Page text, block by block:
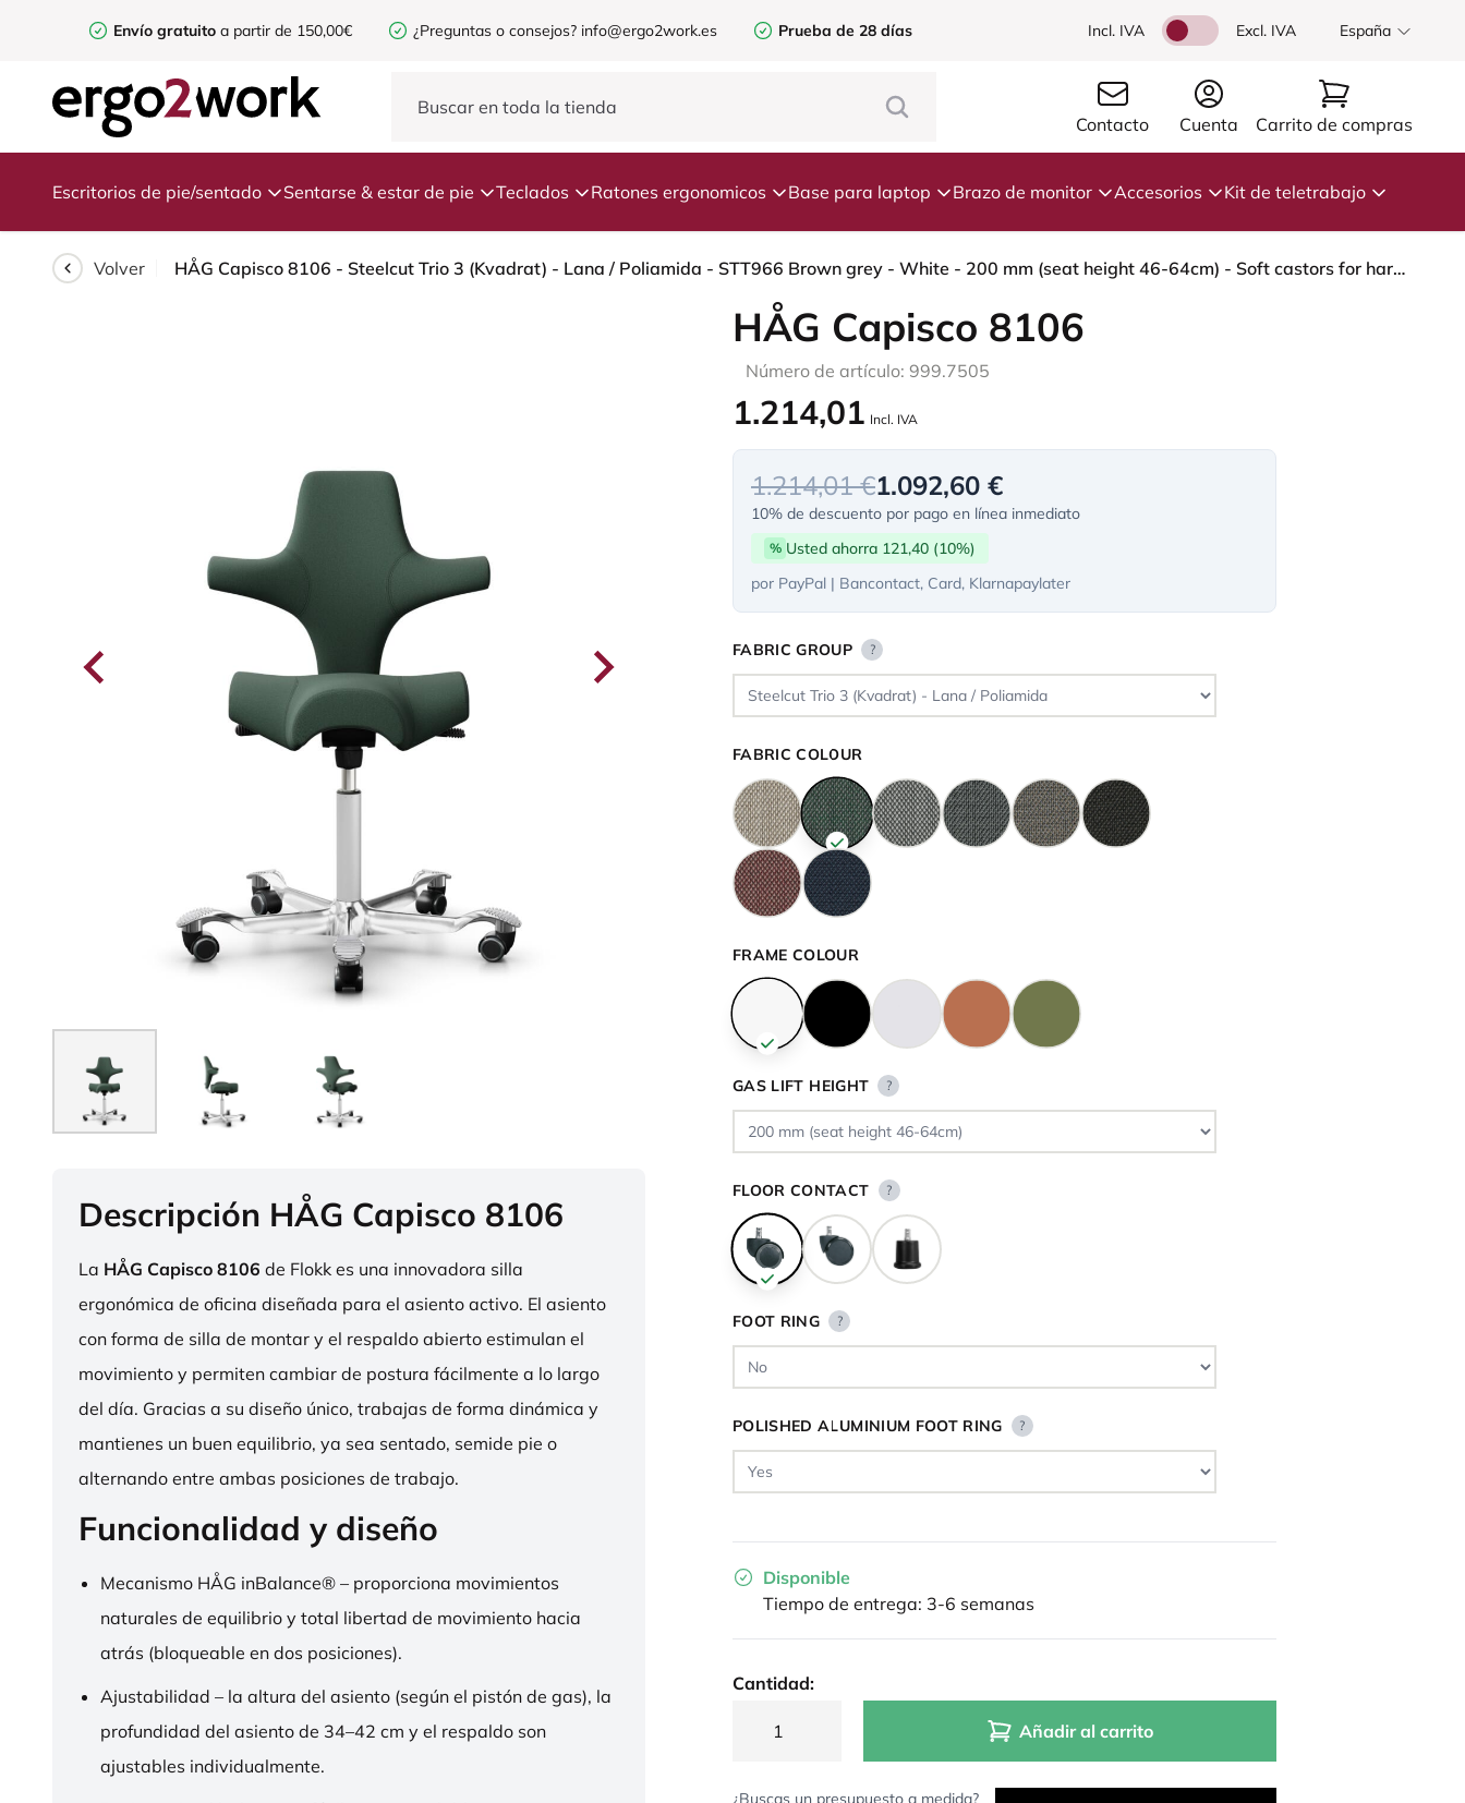
Envío gratuito a partir de 150,00€ ¿Preguntas o consejos? info@ergo2work.es Prueba de 28 días Incl. IVA Excl. IVA España
Contacto Cuenta Carrito de compras
Escritorios de pie/sentado Sentarse & estar de pie Teclados Ratones ergonomicos Base para laptop Brazo de monitor Accesorios Kit de teletrabajo
Volver HÅG Capisco 8106 - Steelcut Trio 3 (Kvadrat) - Lana / Poliamida - STT966 Brown grey - White - 200 mm (seat height 46-64cm) - Soft castors for hard floors
Descripción HÅG Capisco 8106
La HÅG Capisco 8106 de Flokk es una innovadora silla
ergonómica de oficina diseñada para el asiento activo. El asiento
con forma de silla de montar y el respaldo abierto estimulan el
movimiento y permiten cambiar de postura fácilmente a lo largo
del día. Gracias a su diseño único, trabajas de forma dinámica y
mantienes un buen equilibrio, ya sea sentado, semide pie o
alternando entre ambas posiciones de trabajo.
Funcionalidad y diseño
Mecanismo HÅG inBalance® – proporciona movimientos
naturales de equilibrio y total libertad de movimiento hacia
atrás (bloqueable en dos posiciones).
Ajustabilidad – la altura del asiento (según el pistón de gas), la
profundidad del asiento de 34–42 cm y el respaldo son
ajustables individualmente.
HÅG Capisco 8106
Número de artículo: 999.7505
1.214,01 Incl. IVA
1.214,01 €1.092,60 €
10% de descuento por pago en línea inmediato
% Usted ahorra 121,40 (10%)
por PayPal | Bancontact, Card, Klarnapaylater
FABRIC GROUP ?
FABRIC COLOUR
FRAME COLOUR
GAS LIFT HEIGHT ?
FLOOR CONTACT ?
FOOT RING ?
POLISHED ALUMINIUM FOOT RING ?
Disponible
Tiempo de entrega: 3-6 semanas
Cantidad:
Añadir al carrito
¿Buscas un presupuesto a medida?